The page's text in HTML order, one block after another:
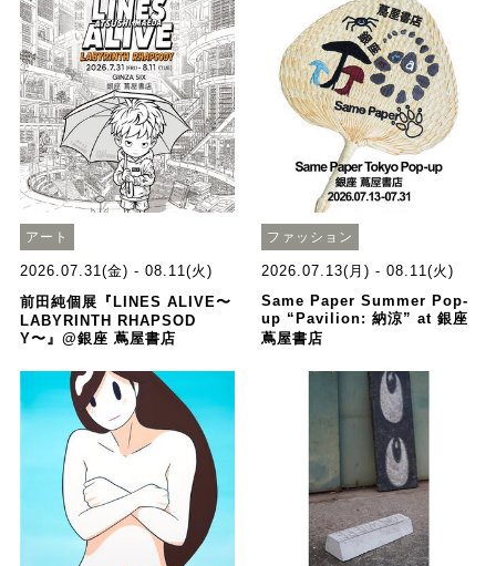
アート
2026.07.31(金) - 08.11(火)
前田純個展『LINES ALIVE〜
LABYRINTH RHAPSOD
Y〜』@銀座 蔦屋書店
ファッション
2026.07.13(月) - 08.11(火)
Same Paper Summer Pop-
up “Pavilion: 納涼” at 銀座
蔦屋書店